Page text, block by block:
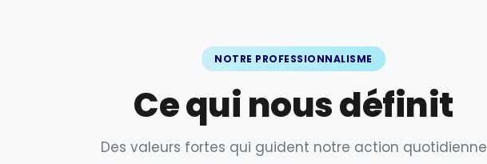
NOTRE PROFESSIONNALISME
Ce qui nous définit
Des valeurs fortes qui guident notre action quotidienne